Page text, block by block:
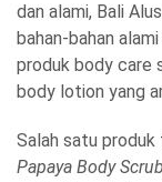
dan alami, Bali
bahan-bahan
produk body care
body lotion yang
Salah satu produk
Papaya Body Scrub